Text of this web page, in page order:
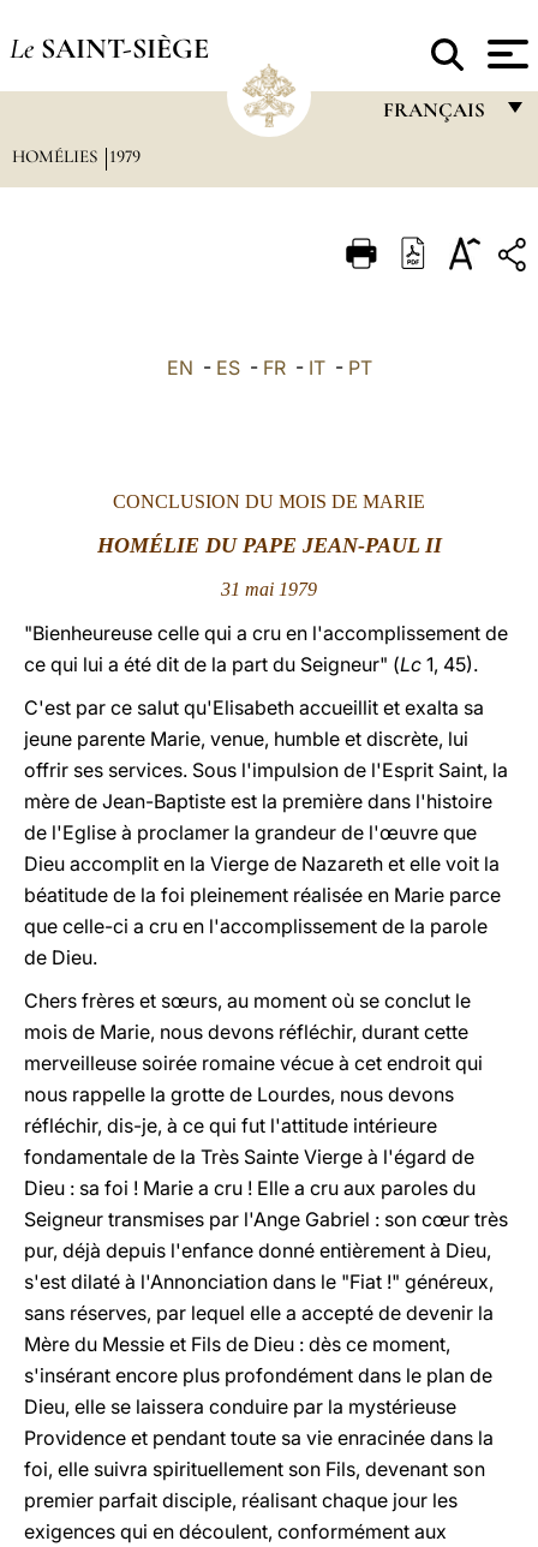
Le SAINT-SIÈGE
FRANÇAIS
ITALIANO
HOMÉLIES 1979
EN - ES- FR- IT- PT
CONCLUSION DU MOIS DE MARIE
HOMÉLIE DU PAPE JEAN-PAUL II
31 mai 1979
"Bienheureuse celle qui a cru en l'accomplissement de
ce qui lui a été dit de la part du Seigneur" (Lc 1, 45).
C'est par ce salut qu'Elisabeth accueillit et exalta sa
jeune parente Marie, venue, humble et discrète, lui
offrir ses services. Sous l'impulsion de l'Esprit Saint, la
mère de Jean-Baptiste est la première dans l'histoire
de l'Eglise à proclamer la grandeur de l'œuvre que
Dieu accomplit en la Vierge de Nazareth et elle voit la
béatitude de la foi pleinement réalisée en Marie parce
que celle-ci a cru en l'accomplissement de la parole
de Dieu.
Chers frères et sœurs, au moment où se conclut le
mois de Marie, nous devons réfléchir, durant cette
merveilleuse soirée romaine vécue à cet endroit qui
nous rappelle la grotte de Lourdes, nous devons
réfléchir, dis-je, à ce qui fut l'attitude intérieure
fondamentale de la Très Sainte Vierge à l'égard de
Dieu : sa foi ! Marie a cru ! Elle a cru aux paroles du
Seigneur transmises par l'Ange Gabriel : son cœur très
pur, déjà depuis l'enfance donné entièrement à Dieu,
s'est dilaté à l'Annonciation dans le "Fiat !" généreux,
sans réserves, par lequel elle a accepté de devenir la
Mère du Messie et Fils de Dieu : dès ce moment,
s'insérant encore plus profondément dans le plan de
Dieu, elle se laissera conduire par la mystérieuse
Providence et pendant toute sa vie enracinée dans la
foi, elle suivra spirituellement son Fils, devenant son
premier parfait disciple, réalisant chaque jour les
exigences qui en découlent, conformément aux